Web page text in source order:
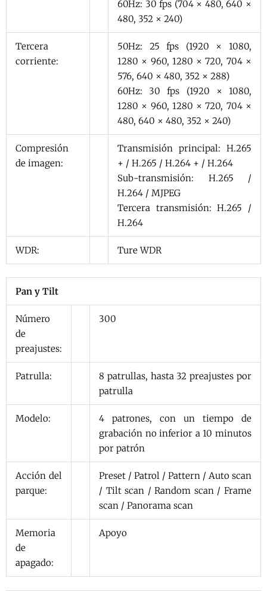
60Hz: 30 fps (704 × 480, 640 ×
480, 352 × 240)
Tercera
corriente:
50Hz: 25 fps (1920 × 1080,
1280 × 960, 1280 × 720, 704 ×
576, 640 × 480, 352 × 288)
60Hz: 30 fps (1920 × 1080,
1280 × 960, 1280 × 720, 704 ×
480, 640 × 480, 352 × 240)
Compresión
de imagen:
Transmisión principal: H.265
+ / H.265 / H.264 + / H.264
Sub-transmisión: H.265 /
H.264 / MJPEG
Tercera transmisión: H.265 /
H.264
WDR: Ture WDR
Pan y Tilt
Número
de
preajustes:
300
Patrulla:
8 patrullas, hasta 32 preajustes por
patrulla
Modelo:
4 patrones, con un tiempo de
grabación no inferior a 10 minutos
por patrón
Acción del
parque:
Preset / Patrol / Pattern / Auto scan
/ Tilt scan / Random scan / Frame
scan / Panorama scan
Memoria
de
apagado:
Apoyo